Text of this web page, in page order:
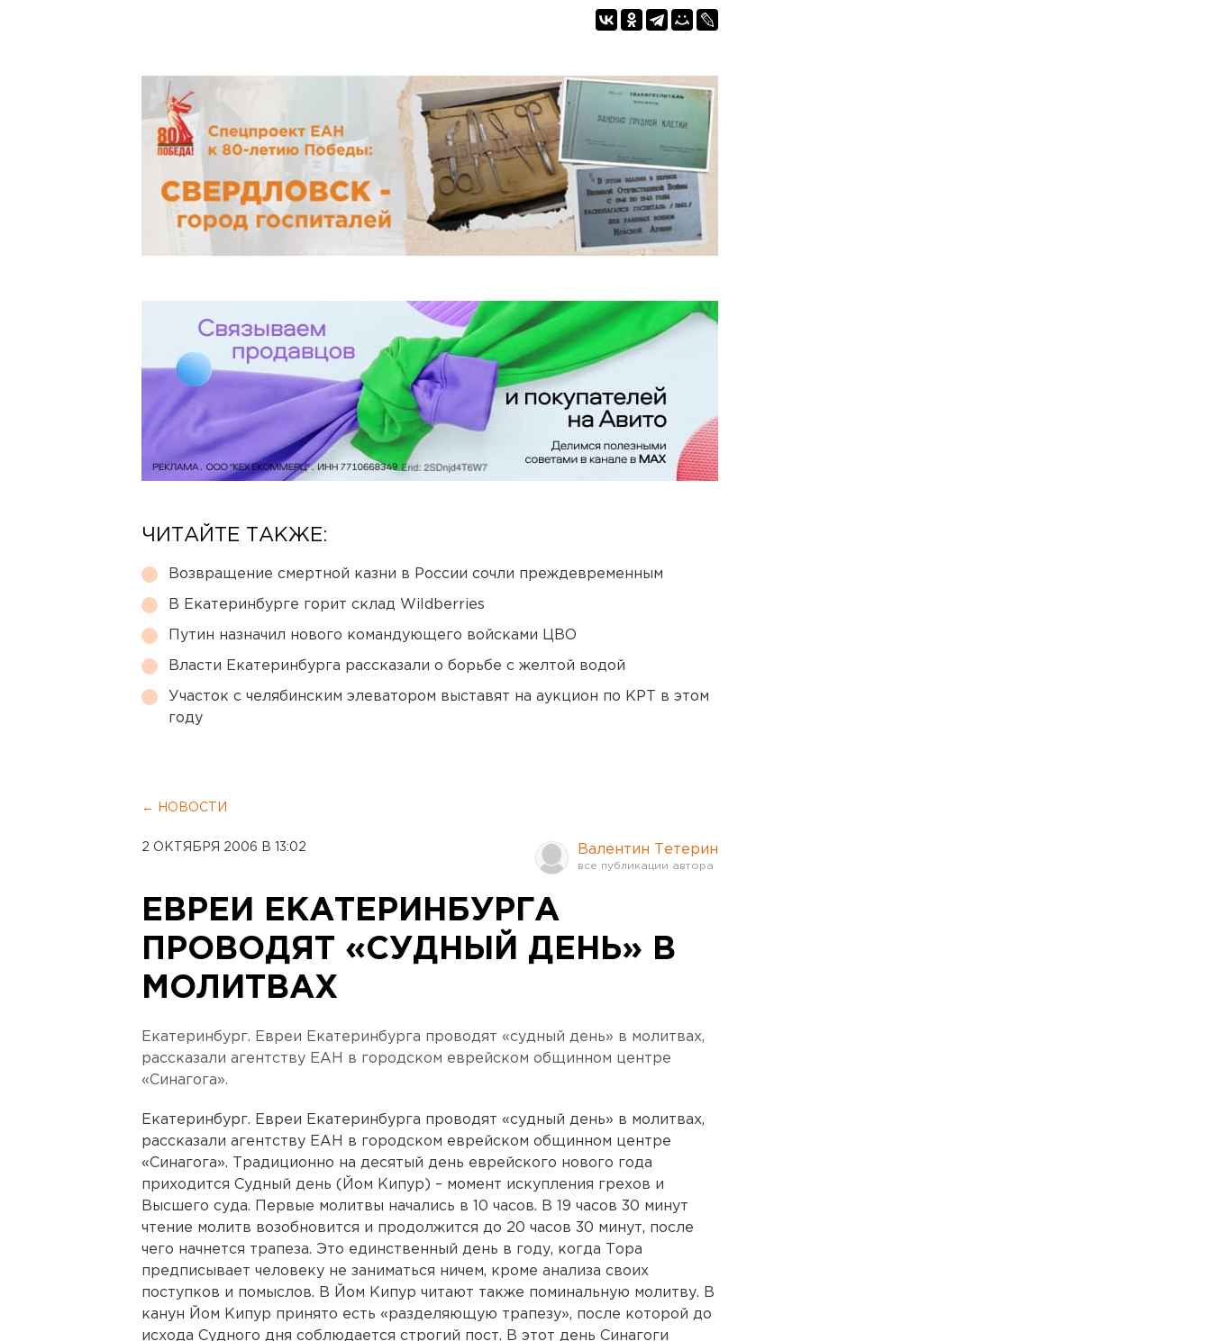
ЧИТАЙТЕ ТАКЖЕ:
Возвращение смертной казни в России сочли преждевременным
В Екатеринбурге горит склад Wildberries
Путин назначил нового командующего войсками ЦВО
Власти Екатеринбурга рассказали о борьбе с желтой водой
Участок с челябинским элеватором выставят на аукцион по КРТ в этом
году
← НОВОСТИ
2 ОКТЯБРЯ 2006 В 13:02 Валентин Тетерин
ЕВРЕИ ЕКАТЕРИНБУРГА
ПРОВОДЯТ «СУДНЫЙ ДЕНЬ» В
МОЛИТВАХ
Екатеринбург. Евреи Екатеринбурга проводят «судный день» в молитвах,
рассказали агентству ЕАН в городском еврейском общинном центре
«Синагога».
Екатеринбург. Евреи Екатеринбурга проводят «судный день» в молитвах,
рассказали агентству ЕАН в городском еврейском общинном центре
«Синагога». Традиционно на десятый день еврейского нового года
приходится Судный день (Йом Кипур) – момент искупления грехов и
Высшего суда. Первые молитвы начались в 10 часов. В 19 часов 30 минут
чтение молитв возобновится и продолжится до 20 часов 30 минут, после
чего начнется трапеза. Это единственный день в году, когда Тора
предписывает человеку не заниматься ничем, кроме анализа своих
поступков и помыслов. В Йом Кипур читают также поминальную молитву. В
канун Йом Кипур принято есть «разделяющую трапезу», после которой до
исхода Судного дня соблюдается строгий пост. В этот день Синагоги